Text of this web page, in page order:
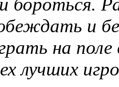
и
на поле
лучших